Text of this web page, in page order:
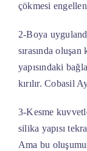
çökmesi
2-Boya
sırasında
yapısındaki
kırılır. Cobasil
3-Kesme
silika yapısı
Ama bu